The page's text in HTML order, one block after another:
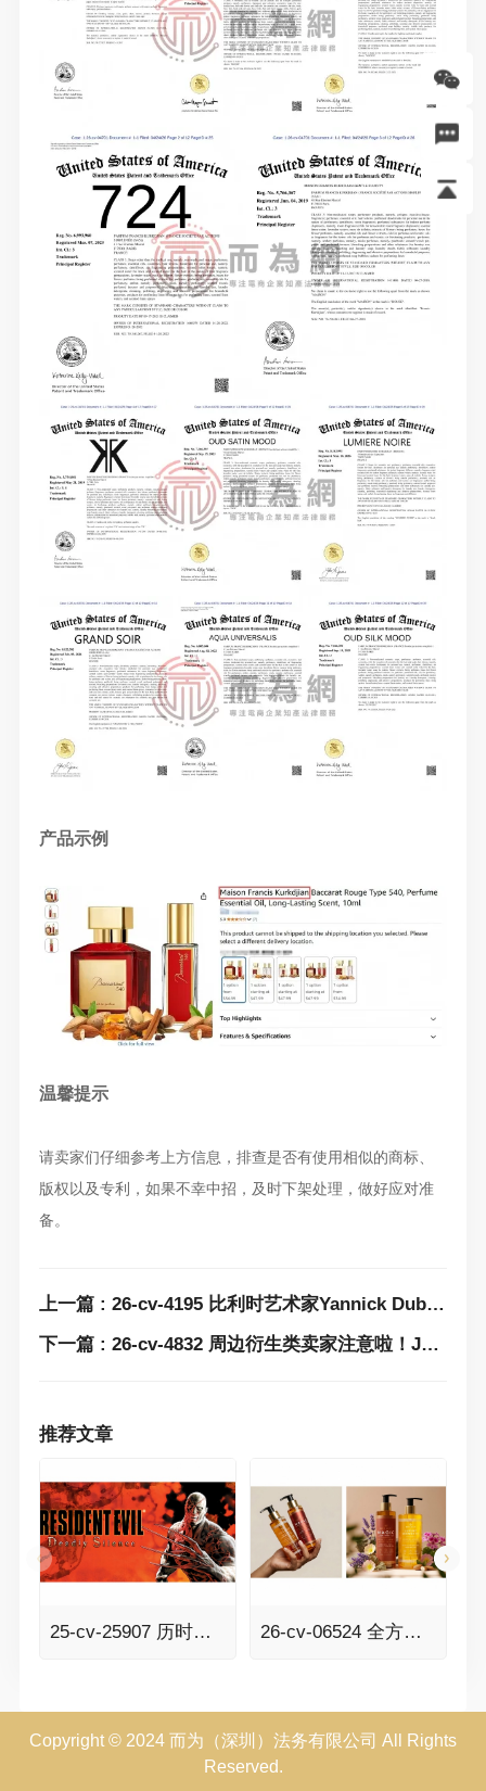
产品示例
温馨提示
请卖家们仔细参考上方信息，排查是否有使用相似的商标、
版权以及专利，如果不幸中招，及时下架处理，做好应对准
备。
上一篇 : 26-cv-4195 比利时艺术家Yannick Dubois发起版权维权！跨境卖家速排查下架！
下一篇 : 26-cv-4832 周边衍生类卖家注意啦！James Booker创意萌宠披萨风格版权图维权中！
推荐文章
25-cv-25907 历时七个多月的RESIDENT EVIL生化危机案件TRO传票已发，341家店铺面临冻结风险！ 26-cv-06524 全方位维权！BSF律所代理Besque美体油发案，速排查！
Copyright © 2024 而为（深圳）法务有限公司 All Rights
Reserved.